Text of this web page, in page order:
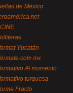
de México
Yucatán
Al momento
turquesa
Fracto